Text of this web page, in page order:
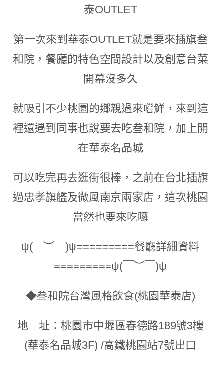
泰OUTLET
第一次來到華泰OUTLET就是要來插旗叁
和院， 餐廳的特色空間設計以及創意台菜
開幕沒多久
就吸引不少桃園的鄉親過來嚐鮮， 來到這
裡還遇到同事也說要去吃叁和院，加上開
在華泰名品城
可以吃完再去逛街很棒 ， 之前在台北插旗
過忠孝旗艦及微風南京兩家店 ， 這次桃園
當然也要來吃囉
ψ(￣︶￣)ψ=========餐廳詳細資料
=========ψ(￣︶￣)ψ
◆叁和院台灣風格飲食(桃園華泰店)
地 址：桃園市中壢區春德路189號3樓
(華泰名品城3F) /高鐵桃園站7號出口